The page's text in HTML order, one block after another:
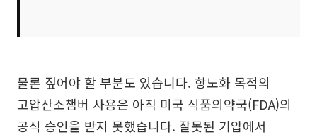
물론 짚어야 할 부분도 있습니다. 항노화 목적의
고압산소챔버 사용은 아직 미국 식품의약국(FDA)의
공식 승인을 받지 못했습니다. 잘못된 기압에서